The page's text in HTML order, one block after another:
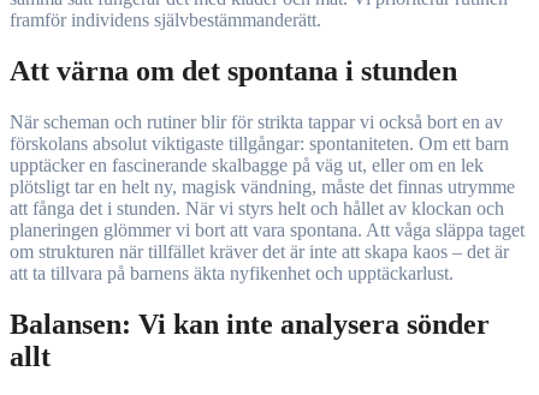
framför individens självbestämmanderätt.
Att värna om det spontana i stunden
När scheman och rutiner blir för strikta tappar vi också bort en av
förskolans absolut viktigaste tillgångar: spontaniteten. Om ett barn
upptäcker en fascinerande skalbagge på väg ut, eller om en lek
plötsligt tar en helt ny, magisk vändning, måste det finnas utrymme
att fånga det i stunden. När vi styrs helt och hållet av klockan och
planeringen glömmer vi bort att vara spontana. Att våga släppa taget
om strukturen när tillfället kräver det är inte att skapa kaos – det är
att ta tillvara på barnens äkta nyfikenhet och upptäckarlust.
Balansen: Vi kan inte analysera sönder
allt